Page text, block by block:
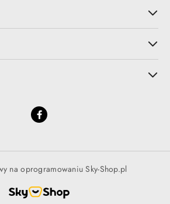
na oprogramowaniu Sky-Shop.pl